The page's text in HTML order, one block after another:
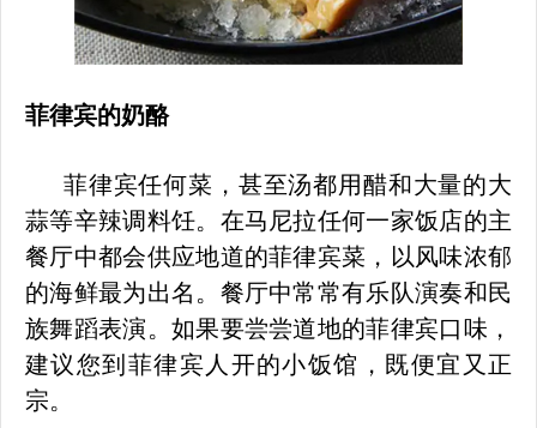
菲律宾的奶酪
菲律宾任何菜，甚至汤都用醋和大量的大
蒜等辛辣调料饪。在马尼拉任何一家饭店的主
餐厅中都会供应地道的菲律宾菜，以风味浓郁
的海鲜最为出名。餐厅中常常有乐队演奏和民
族舞蹈表演。如果要尝尝道地的菲律宾口味，
建议您到菲律宾人开的小饭馆，既便宜又正
宗。